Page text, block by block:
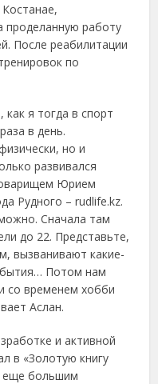
проделанную работу
После реабилитации
по
я тогда в спорт
в день.
но и
развивался
Юрием
Рудного – rudlife.kz.
Сначала там
до 22. Представьте,
вызванивают какие-
Потом нам
со временем хобби
Аслан.
и активной
в «Золотую книгу
еще большим